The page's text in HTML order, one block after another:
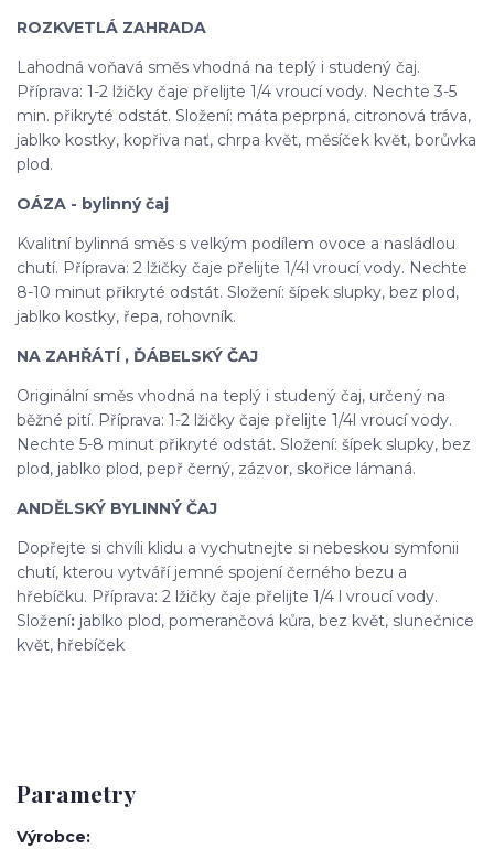
ROZKVETLÁ ZAHRADA
Lahodná voňavá směs vhodná na teplý i studený čaj.
Příprava: 1-2 lžičky čaje přelijte 1/4 vroucí vody. Nechte 3-5
min. přikryté odstát. Složení: máta peprpná, citronová tráva,
jablko kostky, kopřiva nať, chrpa květ, měsíček květ, borůvka
plod.
OÁZA - bylinný čaj
Kvalitní bylinná směs s velkým podílem ovoce a nasládlou
chutí. Příprava: 2 lžičky čaje přelijte 1/4l vroucí vody. Nechte
8-10 minut přikryté odstát. Složení: šípek slupky, bez plod,
jablko kostky, řepa, rohovník.
NA ZAHŘÁTÍ , ĎÁBELSKÝ ČAJ
Originální směs vhodná na teplý i studený čaj, určený na
běžné pití. Příprava: 1-2 lžičky čaje přelijte 1/4l vroucí vody.
Nechte 5-8 minut přikryté odstát. Složení: šípek slupky, bez
plod, jablko plod, pepř černý, zázvor, skořice lámaná.
ANDĚLSKÝ BYLINNÝ ČAJ
Dopřejte si chvíli klidu a vychutnejte si nebeskou symfonii
chutí, kterou vytváří jemné spojení černého bezu a
hřebíčku. Příprava: 2 lžičky čaje přelijte 1/4 l vroucí vody.
Složení: jablko plod, pomerančová kůra, bez květ, slunečnice
květ, hřebíček
Parametry
Výrobce